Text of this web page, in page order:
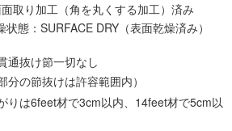
取り加工（角を丸くする加工）済み
状態：SURFACE DRY（表面乾燥済み）
通抜け節一切なし
分の節抜けは許容範囲内）
りは6feet材で3cm以内、14feet材で5cm以